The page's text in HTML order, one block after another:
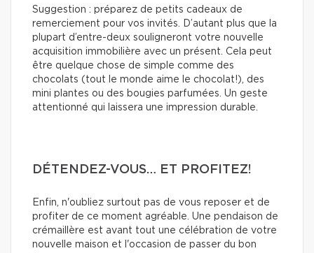
Suggestion : préparez de petits cadeaux de
remerciement pour vos invités. D’autant plus que la
plupart d’entre-deux souligneront votre nouvelle
acquisition immobilière avec un présent. Cela peut
être quelque chose de simple comme des
chocolats (tout le monde aime le chocolat!), des
mini plantes ou des bougies parfumées. Un geste
attentionné qui laissera une impression durable.
DÉTENDEZ-VOUS… ET PROFITEZ!
Enfin, n'oubliez surtout pas de vous reposer et de
profiter de ce moment agréable. Une pendaison de
crémaillère est avant tout une célébration de votre
nouvelle maison et l'occasion de passer du bon